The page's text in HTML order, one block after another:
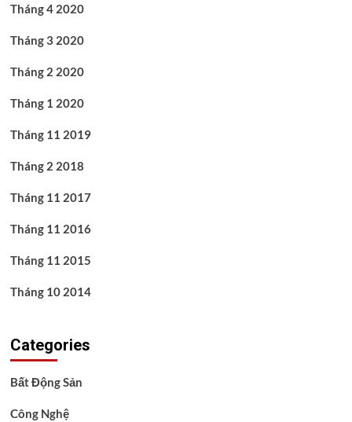
Tháng 4 2020
Tháng 3 2020
Tháng 2 2020
Tháng 1 2020
Tháng 11 2019
Tháng 2 2018
Tháng 11 2017
Tháng 11 2016
Tháng 11 2015
Tháng 10 2014
Categories
Bất Động Sản
Công Nghệ